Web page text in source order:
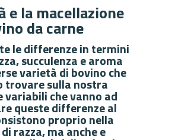
e la macellazione
da carne
le differenze in termini
succulenza e aroma
varietà di bovino che
trovare sulla nostra
variabili che vanno ad
queste differenze al
proprio nella
razza, ma anche e